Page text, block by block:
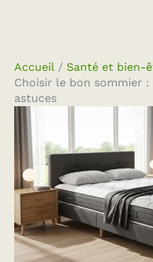
Accueil
Santé et bien-
Choisir le bon sommier
astuces